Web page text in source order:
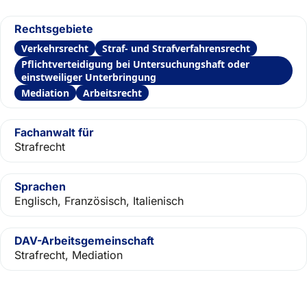
Rechtsgebiete
Verkehrsrecht
Straf- und Strafverfahrensrecht
Pflichtverteidigung bei Untersuchungshaft oder
einstweiliger Unterbringung
Mediation
Arbeitsrecht
Fachanwalt für
Strafrecht
Sprachen
Englisch, Französisch, Italienisch
DAV-Arbeitsgemeinschaft
Strafrecht, Mediation